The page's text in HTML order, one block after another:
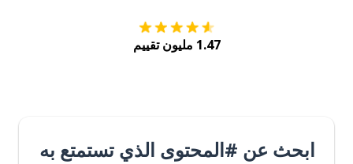
1.47 مليون تقييم
ابحث عن #المحتوى الذي تستمتع به